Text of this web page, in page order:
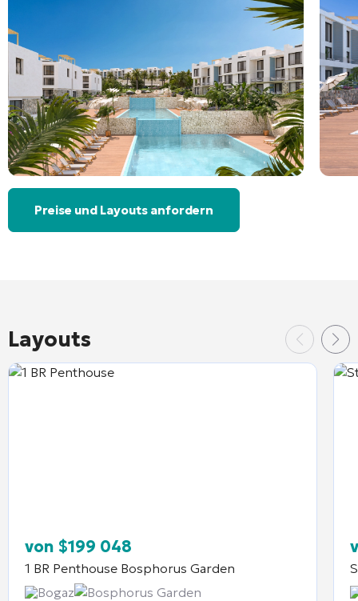
Preise und Layouts anfordern
Layouts
von $199 048
1 BR Penthouse Bosphorus Garden
Bogaz
Bosphorus Garden